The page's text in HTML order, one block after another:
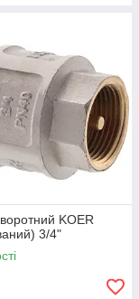
KOER
3/4"